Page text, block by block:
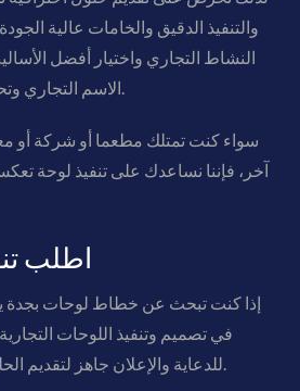
والتنفيذ الدقيق والخامات عالية
النشاط التجاري واختيار أفضل
الاسم التجاري وتحقيق أفضل ظهور ممكن.
سواء كنت تمتلك مطعما أو شركة أو
آخر، فإننا نساعدك على تنفيذ لوحة
اطلب
إذا كنت تبحث عن خطاط لوحات بجدة
في تصميم وتنفيذ اللوحات
للدعاية والإعلان جاهز لتقديم الحلول المناسبة لمشروعك.